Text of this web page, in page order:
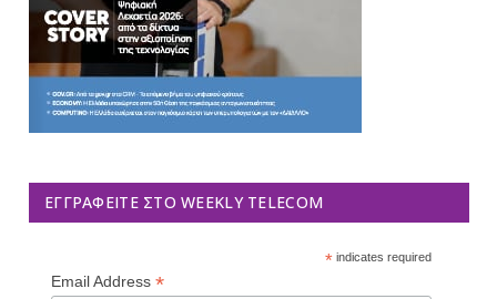
ΕΓΓΡΑΦΕΊΤΕ ΣΤΟ WEEKLY TELECOM
*indicates required
Email Address *